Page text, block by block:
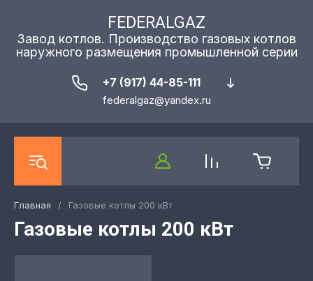
FEDERALGAZ
Завод котлов. Производство газовых котлов
наружного размещения промышленной серии
+7 (917) 44-85-111
federalgaz@yandex.ru
Главная / Газовые котлы 200 кВт
Газовые котлы 200 кВт